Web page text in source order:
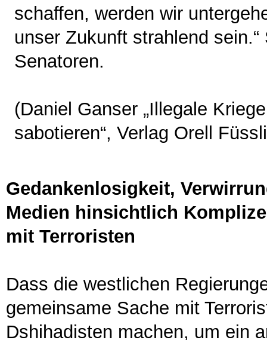
schaffen, werden wir
unser Zukunft strahlend
Senatoren.
(Daniel Ganser „Illegale
sabotieren“, Verlag Orell
Gedankenlosigkeit,
Medien hinsichtlich
mit Terroristen
Dass die westlichen
gemeinsame Sache mit
Dshihadisten machen, um ein